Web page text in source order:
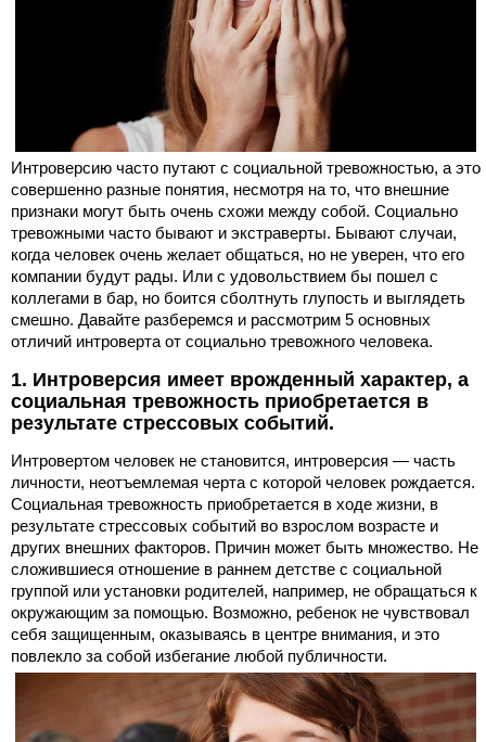
Интроверсию часто путают с социальной тревожностью, а это
совершенно разные понятия, несмотря на то, что внешние
признаки могут быть очень схожи между собой. Социально
тревожными часто бывают и экстраверты. Бывают случаи,
когда человек очень желает общаться, но не уверен, что его
компании будут рады. Или с удовольствием бы пошел с
коллегами в бар, но боится сболтнуть глупость и выглядеть
смешно. Давайте разберемся и рассмотрим 5 основных
отличий интроверта от социально тревожного человека.
1. Интроверсия имеет врожденный характер, а
социальная тревожность приобретается в
результате стрессовых событий.
Интровертом человек не становится, интроверсия — часть
личности, неотъемлемая черта с которой человек рождается.
Социальная тревожность приобретается в ходе жизни, в
результате стрессовых событий во взрослом возрасте и
других внешних факторов. Причин может быть множество. Не
сложившиеся отношение в раннем детстве с социальной
группой или установки родителей, например, не обращаться к
окружающим за помощью. Возможно, ребенок не чувствовал
себя защищенным, оказываясь в центре внимания, и это
повлекло за собой избегание любой публичности.